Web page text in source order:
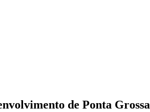
de Ponta Grossa